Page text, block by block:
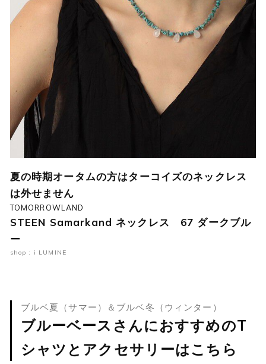
夏の時期オータムの方はターコイズのネックレス
は外せません
TOMORROWLAND
STEEN Samarkand ネックレス 67 ダークブル
ー
shop : i LUMINE
ブルベ夏（サマー）＆ブルベ冬（ウィンター）
ブルーベースさんにおすすめのT
シャツとアクセサリーはこちら